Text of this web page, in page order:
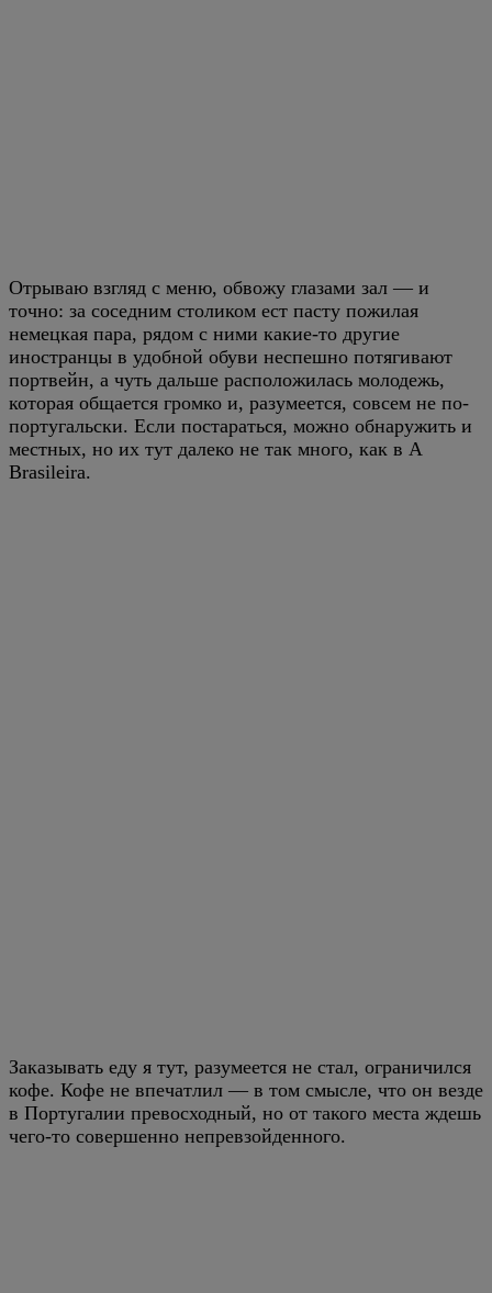
Отрываю взгляд с меню, обвожу глазами зал — и
точно: за соседним столиком ест пасту пожилая
немецкая пара, рядом с ними какие-то другие
иностранцы в удобной обуви неспешно потягивают
портвейн, а чуть дальше расположилась молодежь,
которая общается громко и, разумеется, совсем не по-
португальски. Если постараться, можно обнаружить и
местных, но их тут далеко не так много, как в A
Brasileira.
Заказывать еду я тут, разумеется не стал, ограничился
кофе. Кофе не впечатлил — в том смысле, что он везде
в Португалии превосходный, но от такого места ждешь
чего-то совершенно непревзойденного.